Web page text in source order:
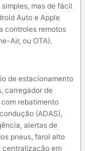
mas de fácil
Auto e Apple
controles remotos
Air, ou OTA).
de estacionamento
carregador de
rebatimento
(ADAS),
alertas de
pneus, farol alto
centralização em